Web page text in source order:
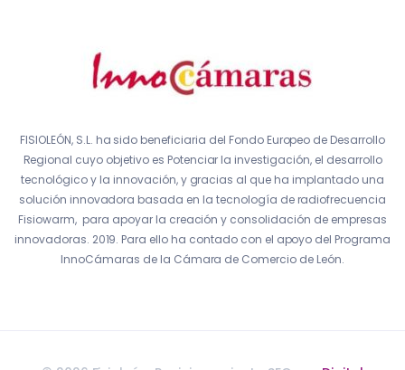
FISIOLEÓN, S.L. ha sido beneficiaria del Fondo Europeo de Desarrollo
Regional cuyo objetivo es Potenciar la investigación, el desarrollo
tecnológico y la innovación, y gracias al que ha implantado una
solución innovadora basada en la tecnología de radiofrecuencia
Fisiowarm, para apoyar la creación y consolidación de empresas
innovadoras. 2019. Para ello ha contado con el apoyo del Programa
InnoCámaras de la Cámara de Comercio de León.